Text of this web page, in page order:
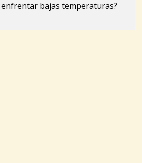
bajas temperaturas?